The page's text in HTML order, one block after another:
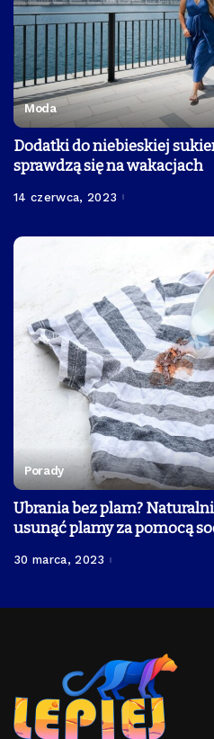
Moda
Dodatki do niebieskiej
sprawdzą się na wakacjach
14 czerwca, 2023
Porady
Ubrania bez plam?
usunąć plamy za pomocą
30 marca, 2023